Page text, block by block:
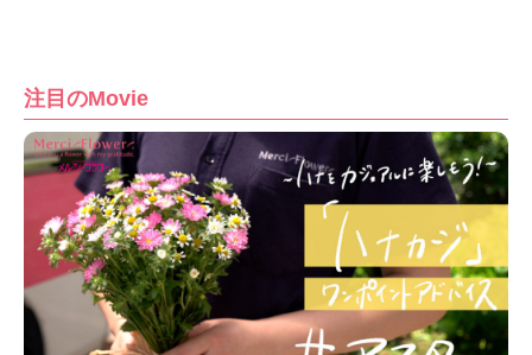
注目のMovie